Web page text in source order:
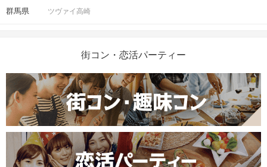
群馬県 ツヴァイ高崎
街コン・恋活パーティー